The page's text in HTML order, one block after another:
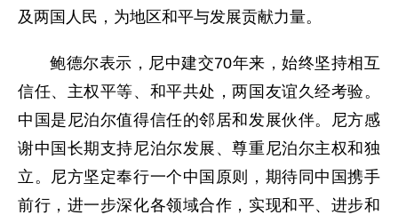
及两国人民，为地区和平与发展贡献力量。
鲍德尔表示，尼中建交70年来，始终坚持相互
信任、主权平等、和平共处，两国友谊久经考验。
中国是尼泊尔值得信任的邻居和发展伙伴。尼方感
谢中国长期支持尼泊尔发展、尊重尼泊尔主权和独
立。尼方坚定奉行一个中国原则，期待同中国携手
前行，进一步深化各领域合作，实现和平、进步和